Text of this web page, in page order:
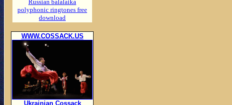
Russian balalaika
polyphonic ringtones free
download
WWW.COSSACK.US
Ukrainian Cossack